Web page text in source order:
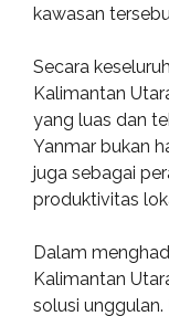
kawasan
Secara
Kalimantan
yang luas dan
Yanmar bukan
juga sebagai
produktivitas
Dalam
Kalimantan
solusi